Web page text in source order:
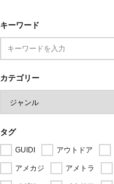
キーワード
カテゴリー
タグ
GUIDI アウトドア
アメカジ アメトラ